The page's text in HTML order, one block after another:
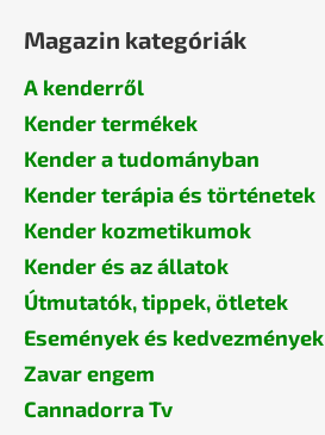
Magazin kategóriák
A kenderről
Kender termékek
Kender a tudományban
Kender terápia és történetek
Kender kozmetikumok
Kender és az állatok
Útmutatók, tippek, ötletek
Események és kedvezmények
Zavar engem
Cannadorra Tv